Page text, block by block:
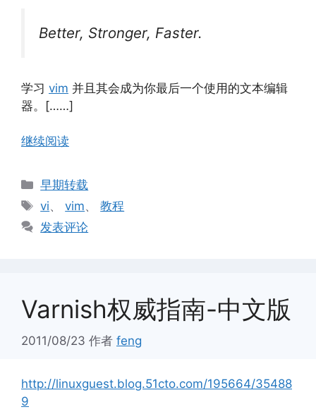
Better, Stronger, Faster.
学习 vim 并且其会成为你最后一个使用的文本编辑
器。[……]
继续阅读
分
类
早期转载
标
签
vi、vim、教程
发表评论
Varnish权威指南-中文版
2011/08/23 作者 feng
http://linuxguest.blog.51cto.com/195664/35488
9